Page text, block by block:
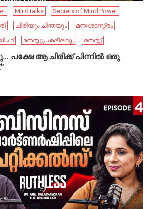
MindTalks
Secrets of Mind Power
ചിരിയും ചിന്തയും
മനഃശാസ്ത്രം
മനസ്സും ശരീരവും മനസ്സ്
പക്ഷേ ആ ചിരിക്ക് പിന്നിൽ ഒരു